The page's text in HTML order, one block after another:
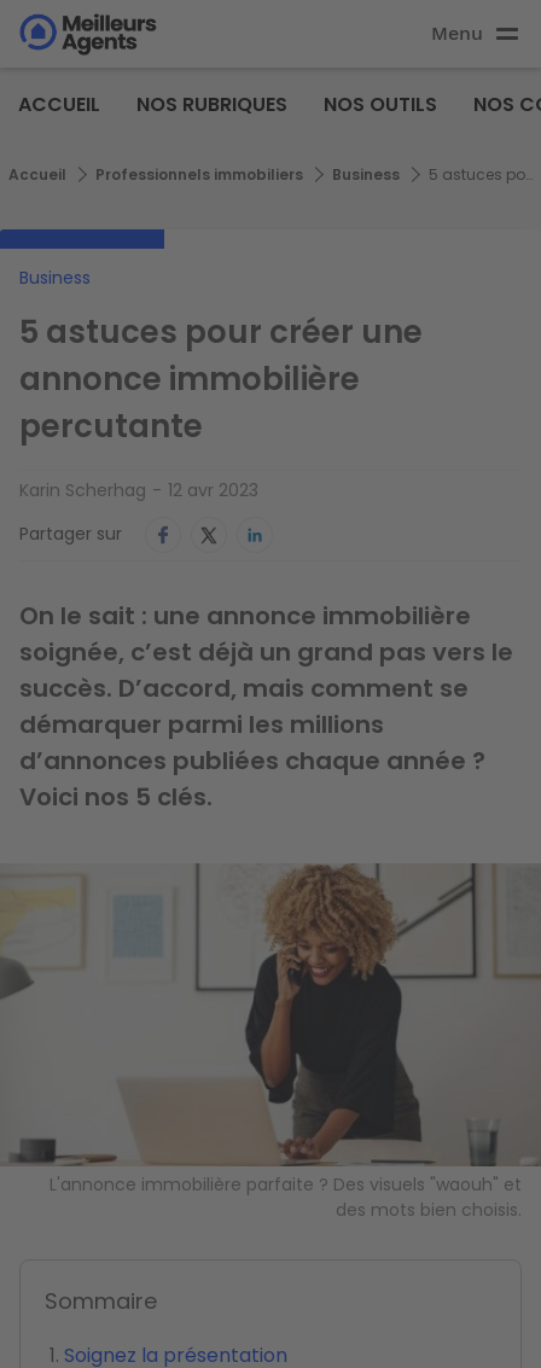
Aller
au
principal
Aller au
principal
Menu
Agents
ACCUEIL NOS RUBRIQUES NOS OUTILS NOS
Fil d'Ariane
Accueil Professionnels immobiliers Business 5 astuces pour créer une annonce immobilière percutante
Business
5 astuces pour créer une
annonce immobilière
percutante
Karin Scherhag
12 avr 2023
Partager sur
On le sait : une annonce immobilière
soignée, c’est déjà un grand pas vers le
succès. D’accord, mais comment se
démarquer parmi les millions
d’annonces publiées chaque année ?
Voici nos 5 clés.
L'annonce immobilière parfaite ? Des visuels "waouh" et
des mots bien choisis.
Sommaire
Soignez la présentation